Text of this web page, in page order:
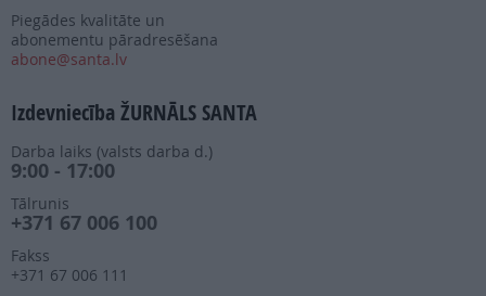
Piegādes kvalitāte un
abonementu pāradresēšana
abone@santa.lv
Izdevniecība ŽURNĀLS SANTA
Darba laiks (valsts darba d.)
9:00 - 17:00
Tālrunis
+371 67 006 100
Fakss
+371 67 006 111